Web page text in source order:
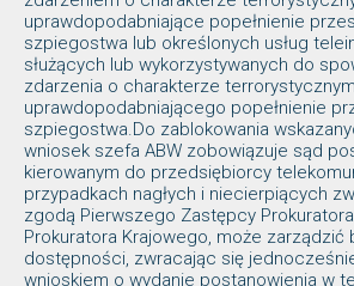
uprawdopodabniające popełnienie
szpiegostwa lub określonych usług
służących lub wykorzystywanych do
zdarzenia o charakterze
uprawdopodabniającego popełnienie
szpiegostwa.Do zablokowania
wniosek szefa ABW zobowiązuje sąd
kierowanym do przedsiębiorcy
przypadkach nagłych i niecierpiących
zgodą Pierwszego Zastępcy
Prokuratora Krajowego, może zarządzić
dostępności, zwracając się
wnioskiem o wydanie postanowienia w